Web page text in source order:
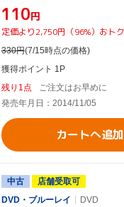
¥110円
定価より2,750円（96%）おトク
330円(7/15時点の価格)
獲得ポイント 1P
残り1点
ご注文はお早めに
発売年月日：2014/11/05
カートへ追加
中古
店舗受取可
DVD・ブルーレイ
DVD